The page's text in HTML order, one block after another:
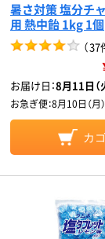
暑さ対策 塩分チ
用 熱中飴 1kg 1個
（37
お届け日：8月11日（
お急ぎ便：8月10日（月）
カ